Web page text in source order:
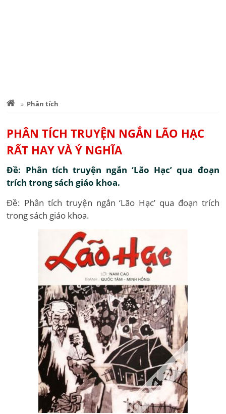
Phân tích
PHÂN TÍCH TRUYỆN NGẮN LÃO HẠC
RẤT HAY VÀ Ý NGHĨA
Đề: Phân tích truyện ngắn ‘Lão Hạc’ qua đoạn
trích trong sách giáo khoa.
Đề: Phân tích truyện ngắn ‘Lão Hạc’ qua đoạn trích
trong sách giáo khoa.